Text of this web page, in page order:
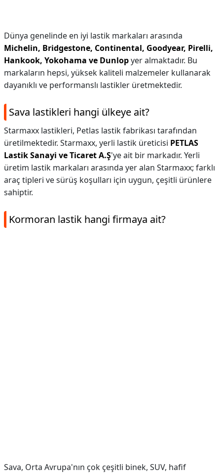
Dünya genelinde en iyi lastik markaları arasında
Michelin, Bridgestone, Continental, Goodyear, Pirelli,
Hankook, Yokohama ve Dunlopyer almaktadır. Bu
markaların hepsi, yüksek kaliteli malzemeler kullanarak
dayanıklı ve performanslı lastikler üretmektedir.
Sava lastikleri hangi ülkeye ait?
Starmaxx lastikleri, Petlas lastik fabrikası tarafından
üretilmektedir. Starmaxx, yerli lastik üreticisi PETLAS
Lastik Sanayi ve Ticaret A.Ş'ye ait bir markadır. Yerli
üretim lastik markaları arasında yer alan Starmaxx; farklı
araç tipleri ve sürüş koşulları için uygun, çeşitli ürünlere
sahiptir.
Kormoran lastik hangi firmaya ait?
Sava, Orta Avrupa'nın çok çeşitli binek, SUV, hafif